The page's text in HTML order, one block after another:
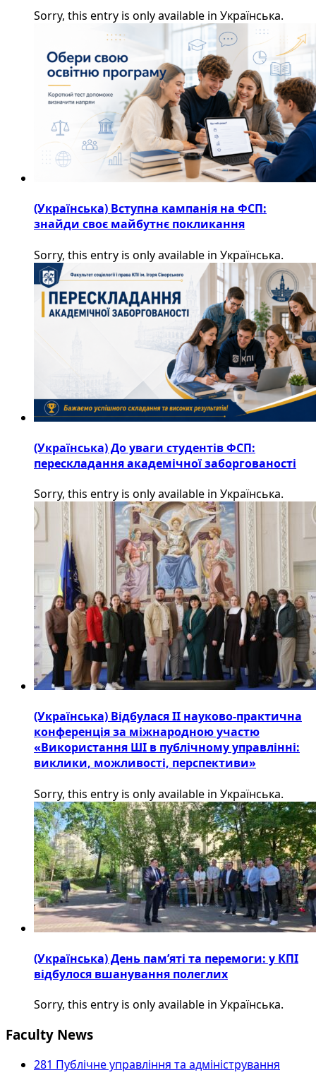
Sorry, this entry is only available in Українська.
(Українська) Вступна кампанія на ФСП:
знайди своє майбутнє покликання
Sorry, this entry is only available in Українська.
(Українська) До уваги студентів ФСП:
перескладання академічної заборгованості
Sorry, this entry is only available in Українська.
(Українська) Відбулася ІІ науково-практична
конференція за міжнародною участю
«Використання ШІ в публічному управлінні:
виклики, можливості, перспективи»
Sorry, this entry is only available in Українська.
(Українська) День пам’яті та перемоги: у КПІ
відбулося вшанування полеглих
Sorry, this entry is only available in Українська.
Faculty News
281 Публічне управління та адміністрування